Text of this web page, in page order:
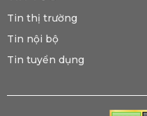
Tin thị trường
Tin nội bộ
Tin tuyển dụng